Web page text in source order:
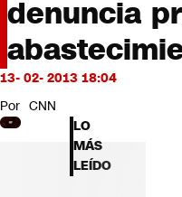
Cultura
Servicios
Bits
CNN tiempo
Futuro 360
Opinión
denuncia
13- 02- 2013 18:04
Por CNN
LO
MÁS
LEÍDO